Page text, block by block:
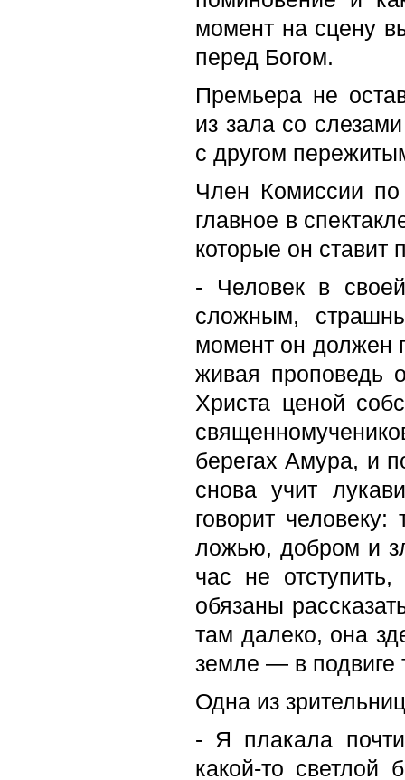
момент на сцену
перед Богом.
Премьера не
из зала со
с другом
Член Комиссии
главное в
которые он ставит
- Человек в
сложным,
момент он должен
живая проповедь
Христа ценой
берегах Амура, и
снова учит
говорит
ложью, добром и
час не
обязаны
там далеко, она
земле — в подвиге
Одна из
- Я плакала
какой-то светлой